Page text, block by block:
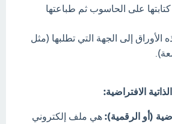
على الحاسوب ثم طباعتها
إلى الجهة التي تطلبها (مثل
الافتراضية:
(أو الرقمية): هي ملف إلكتروني